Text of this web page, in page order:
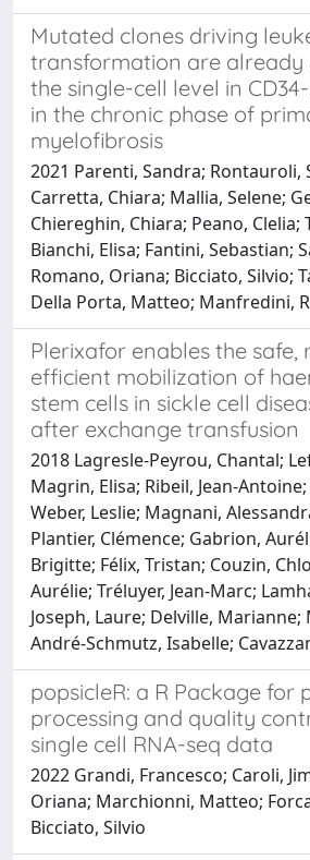
Mutated clones driving
transformation are already
the single-cell level in
in the chronic phase of
myelofibrosis
2021 Parenti, Sandra; Rontauroli,
Carretta, Chiara; Mallia, Selene;
Chiereghin, Chiara; Peano, Clelia;
Bianchi, Elisa; Fantini, Sebastian;
Romano, Oriana; Bicciato, Silvio;
Della Porta, Matteo; Manfredini,
Plerixafor enables the safe,
efficient mobilization of
stem cells in sickle cell
after exchange transfusion
2018 Lagresle-Peyrou, Chantal;
Magrin, Elisa; Ribeil, Jean-
Weber, Leslie; Magnani,
Plantier, Clémence; Gabrion,
Brigitte; Félix, Tristan; Couzin,
Aurélie; Tréluyer, Jean-Marc;
Joseph, Laure; Delville,
André-Schmutz, Isabelle;
popsicleR: a R Package for
processing and quality
single cell RNA-seq data
2022 Grandi, Francesco; Caroli,
Oriana; Marchionni, Matteo;
Bicciato, Silvio